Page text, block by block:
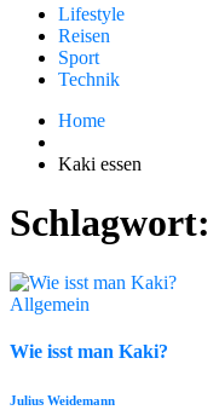
Lifestyle
Reisen
Sport
Technik
Home
Kaki essen
Schlagwort:
Allgemein
Wie isst man Kaki?
Julius Weidemann